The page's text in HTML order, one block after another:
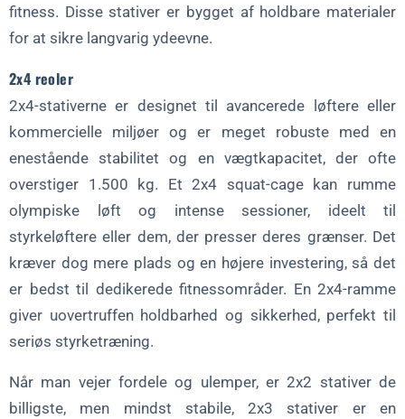
fitness. Disse stativer er bygget af holdbare materialer
for at sikre langvarig ydeevne.
2x4 reoler
2x4-stativerne er designet til avancerede løftere eller
kommercielle miljøer og er meget robuste med en
enestående stabilitet og en vægtkapacitet, der ofte
overstiger 1.500 kg. Et 2x4 squat-cage kan rumme
olympiske løft og intense sessioner, ideelt til
styrkeløftere eller dem, der presser deres grænser. Det
kræver dog mere plads og en højere investering, så det
er bedst til dedikerede fitnessområder. En 2x4-ramme
giver uovertruffen holdbarhed og sikkerhed, perfekt til
seriøs styrketræning.
Når man vejer fordele og ulemper, er 2x2 stativer de
billigste, men mindst stabile, 2x3 stativer er en